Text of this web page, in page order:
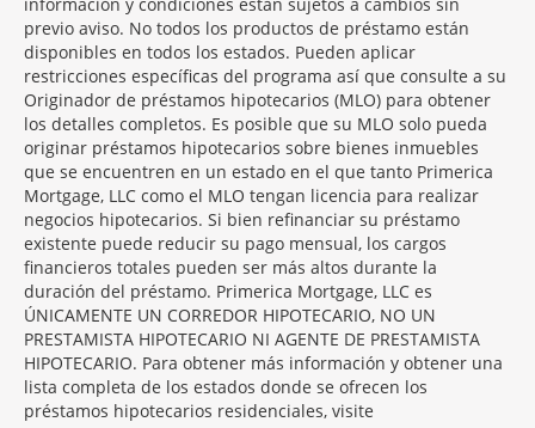
previo aviso. No todos los productos de préstamo están
disponibles en todos los estados. Pueden aplicar
restricciones específicas del programa así que consulte a su
Originador de préstamos hipotecarios (MLO) para obtener
los detalles completos. Es posible que su MLO solo pueda
originar préstamos hipotecarios sobre bienes inmuebles
que se encuentren en un estado en el que tanto Primerica
Mortgage, LLC como el MLO tengan licencia para realizar
negocios hipotecarios. Si bien refinanciar su préstamo
existente puede reducir su pago mensual, los cargos
financieros totales pueden ser más altos durante la
duración del préstamo. Primerica Mortgage, LLC es
ÚNICAMENTE UN CORREDOR HIPOTECARIO, NO UN
PRESTAMISTA HIPOTECARIO NI AGENTE DE PRESTAMISTA
HIPOTECARIO. Para obtener más información y obtener una
lista completa de los estados donde se ofrecen los
préstamos hipotecarios residenciales, visite